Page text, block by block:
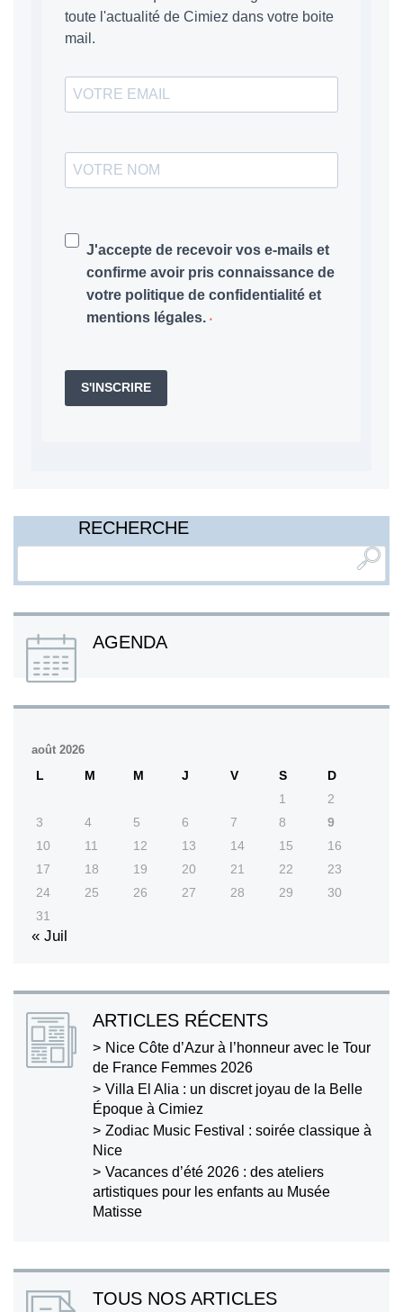
toute l'actualité de Cimiez dans votre boite
mail.
J'accepte de recevoir vos e-mails et
confirme avoir pris connaissance de
votre politique de confidentialité et
mentions légales.
S'INSCRIRE
RECHERCHE
AGENDA
août 2026
L M M J V S
D
1
2
3
4 5 6 7 8
9
10
11 12 13 14 15
16
17
18 19 20 21 22
23
24
25 26 27 28 29
30
31
« Juil
ARTICLES RÉCENTS
Nice Côte d’Azur à l’honneur avec le Tour
de France Femmes 2026
Villa El Alia : un discret joyau de la Belle
Époque à Cimiez
Zodiac Music Festival : soirée classique à
Nice
Vacances d’été 2026 : des ateliers
artistiques pour les enfants au Musée
Matisse
TOUS NOS ARTICLES